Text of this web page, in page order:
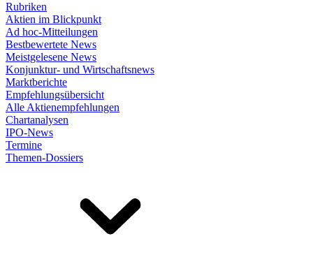
Rubriken
Aktien im Blickpunkt
Ad hoc-Mitteilungen
Bestbewertete News
Meistgelesene News
Konjunktur- und Wirtschaftsnews
Marktberichte
Empfehlungsübersicht
Alle Aktienempfehlungen
Chartanalysen
IPO-News
Termine
Themen-Dossiers